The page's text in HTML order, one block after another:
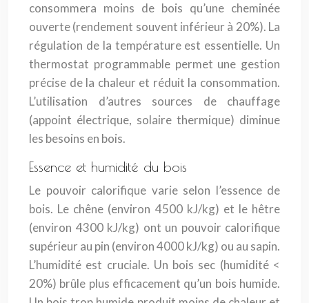
consommera moins de bois qu’une cheminée
ouverte (rendement souvent inférieur à 20%). La
régulation de la température est essentielle. Un
thermostat programmable permet une gestion
précise de la chaleur et réduit la consommation.
L’utilisation d’autres sources de chauffage
(appoint électrique, solaire thermique) diminue
les besoins en bois.
Essence et humidité du bois
Le pouvoir calorifique varie selon l’essence de
bois. Le chêne (environ 4500 kJ/kg) et le hêtre
(environ 4300 kJ/kg) ont un pouvoir calorifique
supérieur au pin (environ 4000 kJ/kg) ou au sapin.
L’humidité est cruciale. Un bois sec (humidité <
20%) brûle plus efficacement qu’un bois humide.